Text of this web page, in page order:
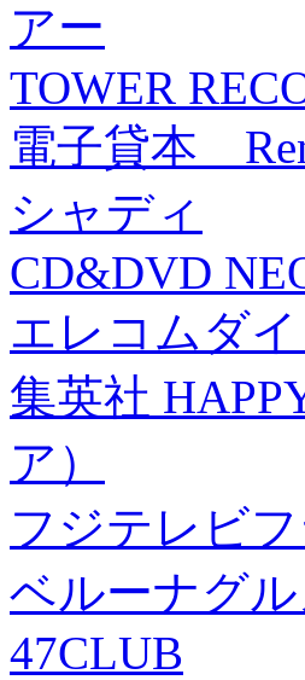
アー
TOWER
電子貸本
シャディ
CD&DVD
エレコムダ
集英社
ア）
フジテレビ
ベルーナグル
47CLUB